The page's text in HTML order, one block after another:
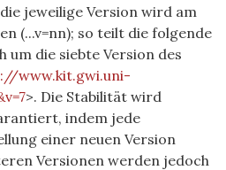
jeweilige Version wird am
(...v=nn); so teilt die folgende
um die siebte Version des
www.kit.gwi.uni-
>. Die Stabilität wird
indem jede
einer neuen Version
Versionen werden jedoch